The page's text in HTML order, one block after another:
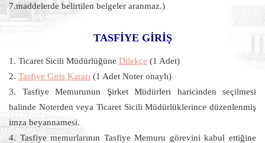
7.maddelerde belirtilen belgeler aranmaz.)
TASFİYE GİRİŞ
1. Ticaret Sicili Müdürlüğüne Dilekçe (1 Adet)
2. Tasfiye Giriş Kararı (1 Adet Noter onaylı)
3. Tasfiye Memurunun Şirket Müdürleri haricinden seçilmesi
halinde Noterden veya Ticaret Sicili Müdürlüklerince düzenlenmiş
imza beyannamesi.
4. Tasfiye memurlarının Tasfiye Memuru görevini kabul ettiğine